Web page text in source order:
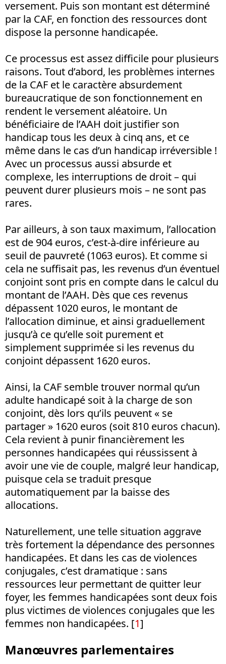
versement. Puis son montant est déterminé
par la CAF, en fonction des ressources dont
dispose la personne handicapée.
Ce processus est assez difficile pour plusieurs
raisons. Tout d’abord, les problèmes internes
de la CAF et le caractère absurdement
bureaucratique de son fonctionnement en
rendent le versement aléatoire. Un
bénéficiaire de l’AAH doit justifier son
handicap tous les deux à cinq ans, et ce
même dans le cas d’un handicap irréversible !
Avec un processus aussi absurde et
complexe, les interruptions de droit – qui
peuvent durer plusieurs mois – ne sont pas
rares.
Par ailleurs, à son taux maximum, l’allocation
est de 904 euros, c’est-à-dire inférieure au
seuil de pauvreté (1063 euros). Et comme si
cela ne suffisait pas, les revenus d’un éventuel
conjoint sont pris en compte dans le calcul du
montant de l’AAH. Dès que ces revenus
dépassent 1020 euros, le montant de
l’allocation diminue, et ainsi graduellement
jusqu’à ce qu’elle soit purement et
simplement supprimée si les revenus du
conjoint dépassent 1620 euros.
Ainsi, la CAF semble trouver normal qu’un
adulte handicapé soit à la charge de son
conjoint, dès lors qu’ils peuvent « se
partager » 1620 euros (soit 810 euros chacun).
Cela revient à punir financièrement les
personnes handicapées qui réussissent à
avoir une vie de couple, malgré leur handicap,
puisque cela se traduit presque
automatiquement par la baisse des
allocations.
Naturellement, une telle situation aggrave
très fortement la dépendance des personnes
handicapées. Et dans les cas de violences
conjugales, c’est dramatique : sans
ressources leur permettant de quitter leur
foyer, les femmes handicapées sont deux fois
plus victimes de violences conjugales que les
femmes non handicapées. [1]
Manœuvres parlementaires